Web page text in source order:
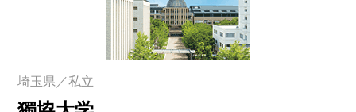
埼玉県／私立